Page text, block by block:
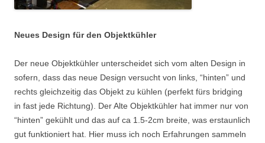
Neues Design für den Objektkühler
Der neue Objektkühler unterscheidet sich vom alten Design in
sofern, dass das neue Design versucht von links, “hinten” und
rechts gleichzeitig das Objekt zu kühlen (perfekt fürs bridging
in fast jede Richtung). Der Alte Objektkühler hat immer nur von
“hinten” gekühlt und das auf ca 1.5-2cm breite, was erstaunlich
gut funktioniert hat. Hier muss ich noch Erfahrungen sammeln